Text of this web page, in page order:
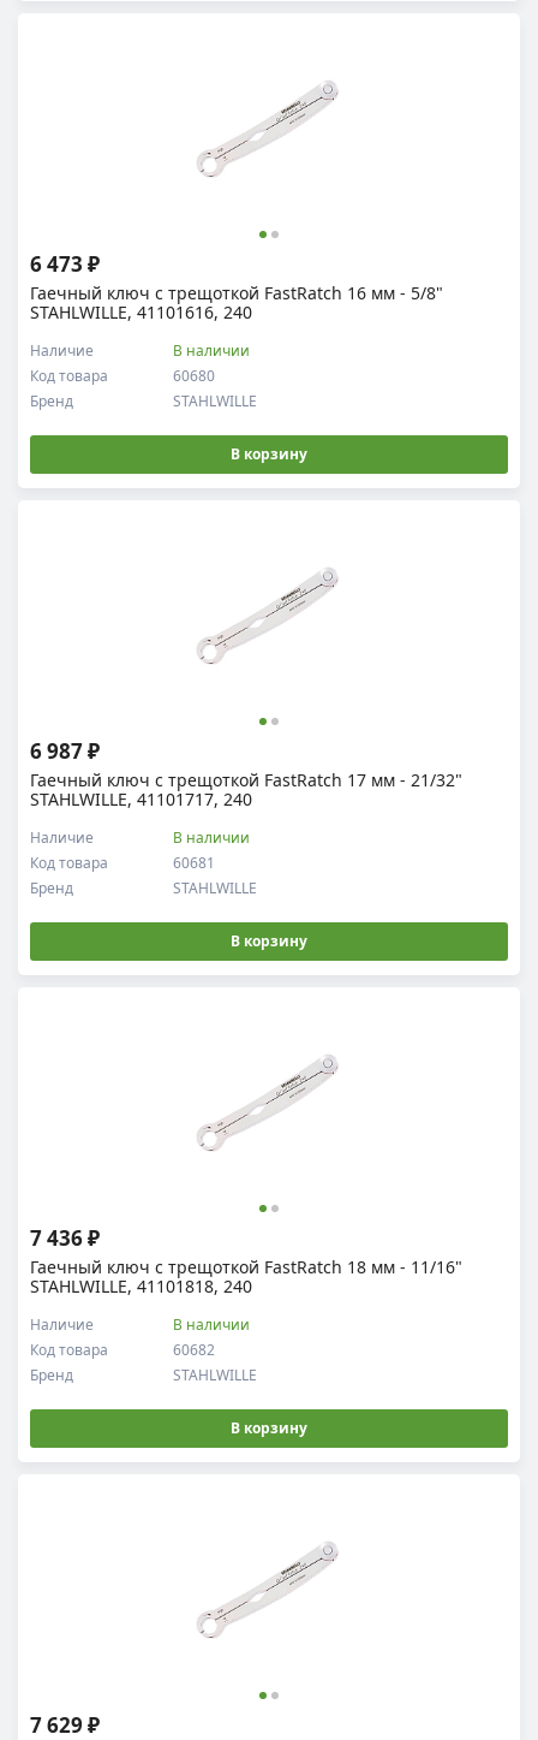
Гаечный ключ с трещоткой FastRatch 16 мм - 5/8"
STAHLWILLE, 41101616, 240
Код товара 60680
Наличие В наличии
Бренд STAHLWILLE
6 473 ₽
В корзину
Гаечный ключ с трещоткой FastRatch 17 мм - 21/32"
STAHLWILLE, 41101717, 240
Код товара 60681
Наличие В наличии
Бренд STAHLWILLE
6 987 ₽
В корзину
Гаечный ключ с трещоткой FastRatch 18 мм - 11/16"
STAHLWILLE, 41101818, 240
Код товара 60682
Наличие В наличии
Бренд STAHLWILLE
7 436 ₽
В корзину
7 629 ₽